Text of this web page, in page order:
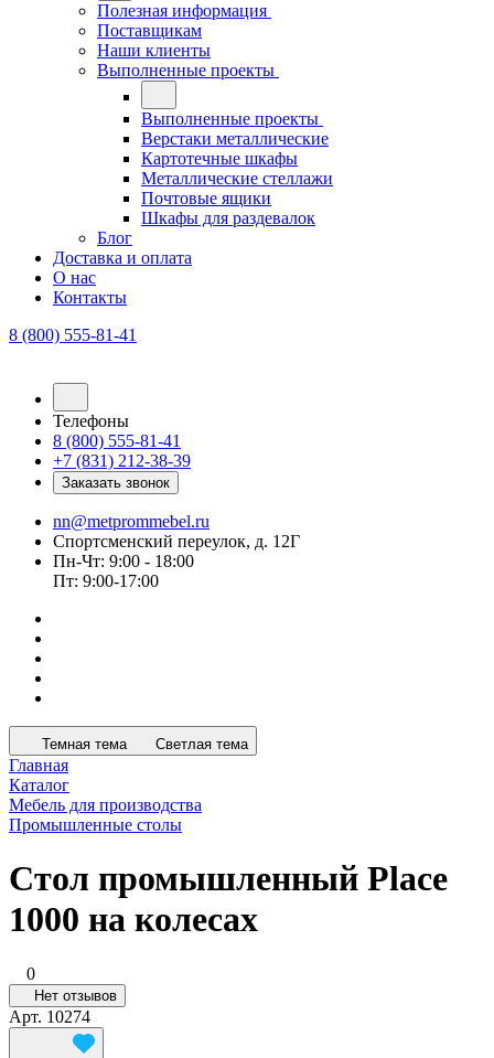
Полезная информация
Поставщикам
Наши клиенты
Выполненные проекты
Выполненные проекты
Верстаки металлические
Картотечные шкафы
Металлические стеллажи
Почтовые ящики
Шкафы для раздевалок
Блог
Доставка и оплата
О нас
Контакты
8 (800) 555-81-41
Телефоны
8 (800) 555-81-41
+7 (831) 212-38-39
Заказать звонок
nn@metprommebel.ru
Спортсменский переулок, д. 12Г
Пн-Чт: 9:00 - 18:00
Пт: 9:00-17:00
Темная тема Светлая тема
Главная
Каталог
Мебель для производства
Промышленные столы
Стол промышленный Place
1000 на колесах
0
Нет отзывов
Арт. 10274